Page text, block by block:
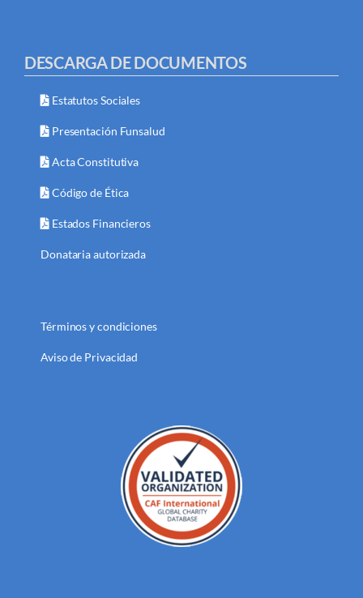
DESCARGA DE DOCUMENTOS
Estatutos Sociales
Presentación Funsalud
Acta Constitutiva
Código de Ética
Estados Financieros
Donataria autorizada
Términos y condiciones
Aviso de Privacidad